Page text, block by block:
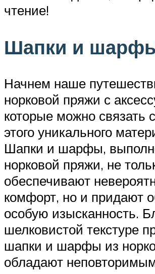
чтение!
Шапки и
Начнем наше
норковой пряжи с
которые можно
этого уникального
Шапки и шарфы,
норковой пряжи, не
обеспечивают
комфорт, но и придают
особую изысканность.
шелковистой текстуре
шапки и шарфы из
обладают